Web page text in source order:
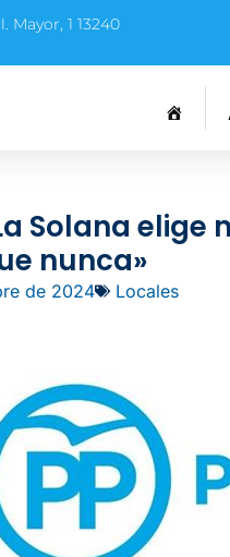
Mayor, 1 13240
Solana
nunca»
de 2024 Locales